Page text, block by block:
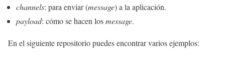
channels: para enviar (message) a la aplicación.
payload: cómo se hacen losmessage.
En el siguiente repositorio puedes encontrar varios ejemplos: